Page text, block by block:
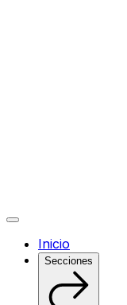
Inicio
Secciones